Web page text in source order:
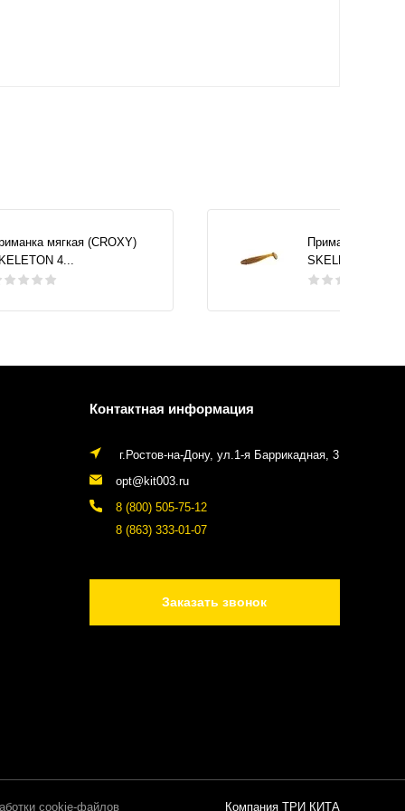
мягкая (CROXY)
4...
Приманка мягкая
SKELETON 4...
Контактная информация
г.Ростов-на-Дону, ул.1-я Баррикадная, 3
opt@kit003.ru
8 (800) 505-75-12
8 (863) 333-01-07
Заказать звонок
cookie-файлов Компания ТРИ КИТА